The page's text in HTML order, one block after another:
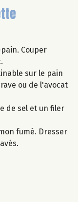
Couper
sur le pain
ou de l'avocat
de sel et un filer
fumé. Dresser